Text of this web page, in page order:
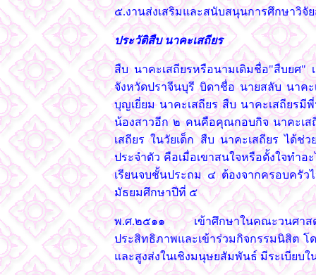
๕.งานส่งเสริมและสนับสนุนการศึกษาวิจั
ประวัติสืบ นาคะเสถียร
สืบ นาคะเสถียรหรือนามเดิมชื่อ"สืบยศ"
จังหวัดปราจีนบุรี บิดาชื่อ นายสลับ นาคะ
บุญเยี่ยม นาคะเสถียร สืบ นาคะเสถียร
น้องสาวอีก ๒ คนคือคุณกอบกิจ นาคะเ
เสถียร ในวัยเด็ก สืบ นาคะเสถียร ได้ช่
ประจำตัว คือเมื่อเขาสนใจหรือตั้งใจทำ
เรียนจบชั้นประถม ๔ ต้องจากครอบครัวไ
มัธยมศึกษาปีที่ ๕
พ.ศ.๒๕๑๑ เข้าศึกษาในคณะวนศาสต
ประสิทธิภาพและเข้าร่วมกิจกรรมนิสิต โ
และสูงส่งในเชิงมนุษยสัมพันธ์ มีระเบียบ